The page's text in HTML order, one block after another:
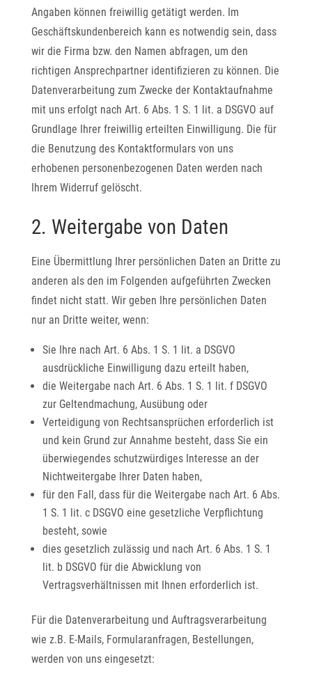
Angaben können freiwillig getätigt werden. Im
Geschäftskundenbereich kann es notwendig sein, dass
wir die Firma bzw. den Namen abfragen, um den
richtigen Ansprechpartner identifizieren zu können. Die
Datenverarbeitung zum Zwecke der Kontaktaufnahme
mit uns erfolgt nach Art. 6 Abs. 1 S. 1 lit. a DSGVO auf
Grundlage Ihrer freiwillig erteilten Einwilligung. Die für
die Benutzung des Kontaktformulars von uns
erhobenen personenbezogenen Daten werden nach
Ihrem Widerruf gelöscht.
2. Weitergabe von Daten
Eine Übermittlung Ihrer persönlichen Daten an Dritte zu
anderen als den im Folgenden aufgeführten Zwecken
findet nicht statt. Wir geben Ihre persönlichen Daten
nur an Dritte weiter, wenn:
Sie Ihre nach Art. 6 Abs. 1 S. 1 lit. a DSGVO
ausdrückliche Einwilligung dazu erteilt haben,
die Weitergabe nach Art. 6 Abs. 1 S. 1 lit. f DSGVO
zur Geltendmachung, Ausübung oder
Verteidigung von Rechtsansprüchen erforderlich ist
und kein Grund zur Annahme besteht, dass Sie ein
überwiegendes schutzwürdiges Interesse an der
Nichtweitergabe Ihrer Daten haben,
für den Fall, dass für die Weitergabe nach Art. 6 Abs.
1 S. 1 lit. c DSGVO eine gesetzliche Verpflichtung
besteht, sowie
dies gesetzlich zulässig und nach Art. 6 Abs. 1 S. 1
lit. b DSGVO für die Abwicklung von
Vertragsverhältnissen mit Ihnen erforderlich ist.
Für die Datenverarbeitung und Auftragsverarbeitung
wie z.B. E-Mails, Formularanfragen, Bestellungen,
werden von uns eingesetzt: